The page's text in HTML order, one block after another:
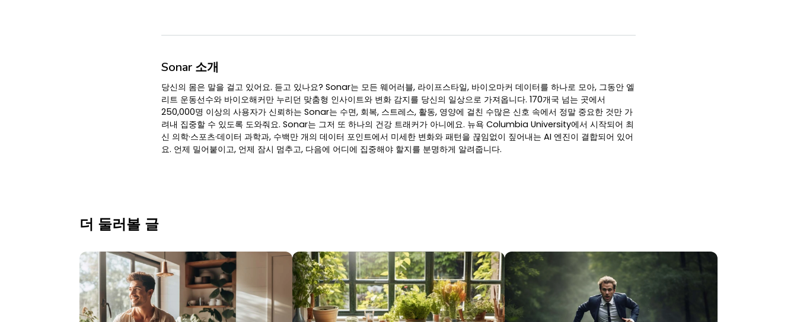
Sonar 소개
당신의 몸은 말을 걸고 있어요. 듣고 있나요? Sonar는 모든 웨어러블, 라이프스타일, 바이오마커 데이터를 하나로 모아, 그동안 엘
리트 운동선수와 바이오해커만 누리던 맞춤형 인사이트와 변화 감지를 당신의 일상으로 가져옵니다. 170개국 넘는 곳에서
250,000명 이상의 사용자가 신뢰하는 Sonar는 수면, 회복, 스트레스, 활동, 영양에 걸친 수많은 신호 속에서 정말 중요한 것만 가
려내 집중할 수 있도록 도와줘요. Sonar는 그저 또 하나의 건강 트래커가 아니에요. 뉴욕 Columbia University에서 시작되어 최
신 의학·스포츠·데이터 과학과, 수백만 개의 데이터 포인트에서 미세한 변화와 패턴을 끊임없이 짚어내는 AI 엔진이 결합되어 있어
요. 언제 밀어붙이고, 언제 잠시 멈추고, 다음에 어디에 집중해야 할지를 분명하게 알려줍니다.
더 둘러볼 글